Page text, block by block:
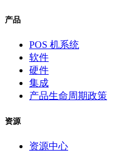
产品
POS 机系统
软件
硬件
集成
产品生命周期政策
资源
资源中心